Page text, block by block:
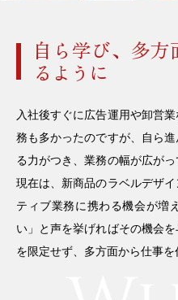
自ら学び、多
るように
入社後すぐに広告運用や卸営
務も多かったのですが、自ら
る力がつき、業務の幅が広が
現在は、新商品のラベルデザ
ティブ業務に携わる機会が増
い」と声を挙げればその機会
を限定せず、多方面から仕事を